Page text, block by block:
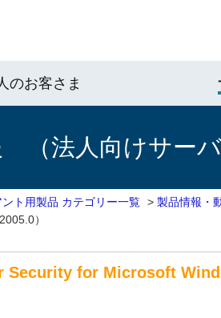
のお客さま
（法人向けサーバ
ト用製品 カテゴリー一覧 > 製品情報・
）
Security for Microsoft